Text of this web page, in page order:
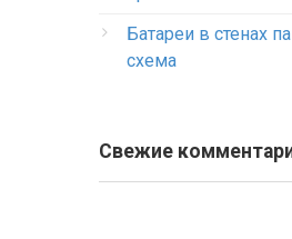
Батареи в стенах
схема
Свежие